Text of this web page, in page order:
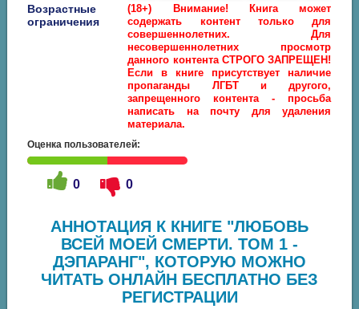
Возрастные
ограничения
(18+) Внимание! Книга может
содержать контент только для
совершеннолетних. Для
несовершеннолетних просмотр
данного контента СТРОГО ЗАПРЕЩЕН!
Если в книге присутствует наличие
пропаганды ЛГБТ и другого,
запрещенного контента - просьба
написать на почту для удаления
материала.
Оценка пользователей:
0 0
АННОТАЦИЯ К КНИГЕ "ЛЮБОВЬ
ВСЕЙ МОЕЙ СМЕРТИ. ТОМ 1 -
ДЭПАРАНГ", КОТОРУЮ МОЖНО
ЧИТАТЬ ОНЛАЙН БЕСПЛАТНО БЕЗ
РЕГИСТРАЦИИ